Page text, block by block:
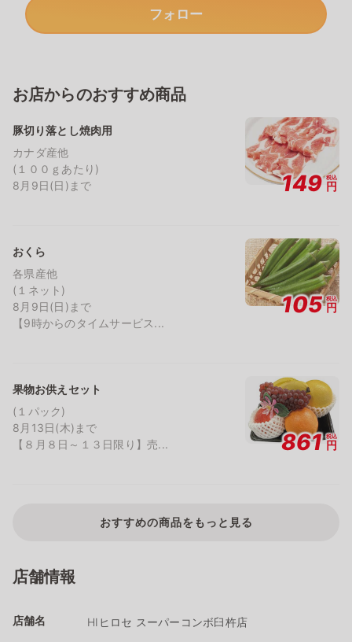
フォロー
お店からのおすすめ商品
豚切り落とし焼肉用
カナダ産他
(１００ｇあたり)
8月9日(日)まで
149 税込
円
おくら
各県産他
(１ネット)
8月9日(日)まで
【9時からのタイムサービス...
105 税込
円
果物お供えセット
(１パック)
8月13日(木)まで
【８月８日～１３日限り】売...
861 税込
円
おすすめの商品をもっと見る
店舗情報
店舗名 HIヒロセ スーパーコンボ臼杵店